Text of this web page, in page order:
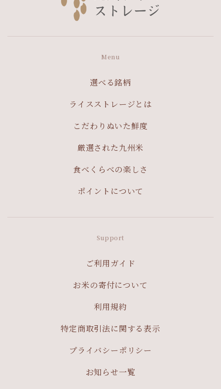
Menu
選べる銘柄
ライスストレージとは
こだわりぬいた鮮度
厳選された九州米
食べくらべの楽しさ
ポイントについて
Support
ご利用ガイド
お米の寄付について
利用規約
特定商取引法に関する表示
プライバシーポリシー
お知らせ一覧